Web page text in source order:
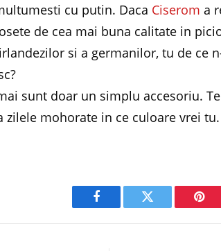
cu putin. Daca Ciserom a
de cea mai buna calitate in
si a germanilor, tu de ce
sunt doar un simplu accesoriu.
zilele mohorate in ce culoare vrei tu.
Facebook Twitter